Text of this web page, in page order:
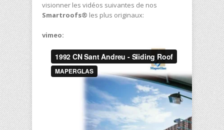
visionner les vidéos suivantes de nos
Smartroofs® les plus originaux:
vimeo: